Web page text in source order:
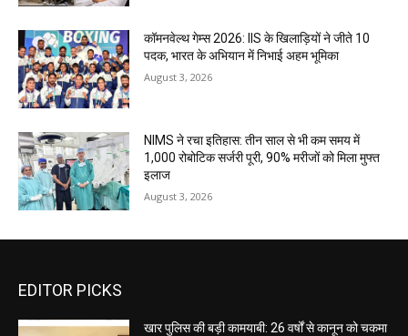
कॉमनवेल्थ गेम्स 2026: IIS के खिलाड़ियों ने जीते 10
पदक, भारत के अभियान में निभाई अहम भूमिका
August 3, 2026
NIMS ने रचा इतिहास: तीन साल से भी कम समय में
1,000 रोबोटिक सर्जरी पूरी, 90% मरीजों को मिला मुफ्त
इलाज
August 3, 2026
EDITOR PICKS
खार पुलिस की बड़ी कामयाबी: 26 वर्षों से कानून को चकमा